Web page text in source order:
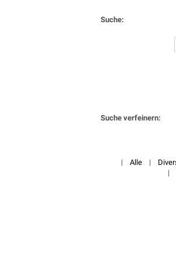
Suche:
Suche verfeinern:
| Alle |
|